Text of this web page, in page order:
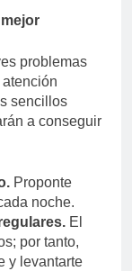
problemas
sencillos
a conseguir
Proponte
noche.
El
por tanto,
y levantarte